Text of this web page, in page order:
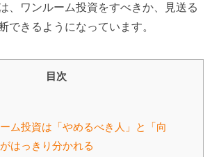
、ワンルーム投資をすべきか、見送る
できるようになっています。
目次
ム投資は「やめるべき人」と「向
はっきり分かれる